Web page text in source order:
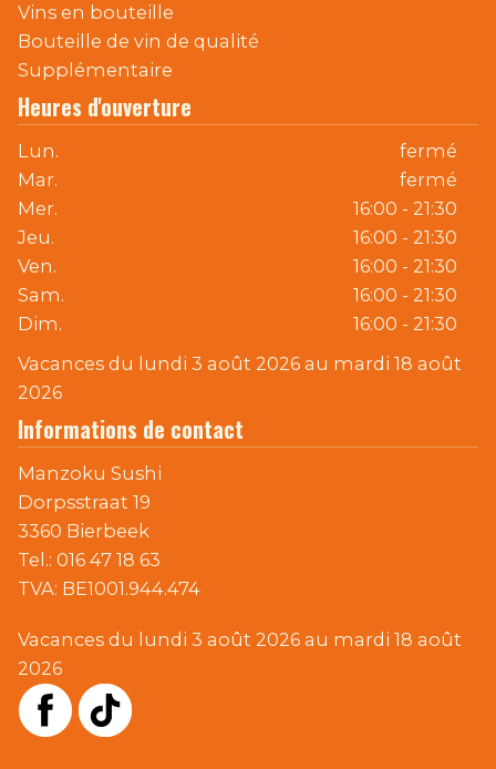
Vins en bouteille
Bouteille de vin de qualité
Supplémentaire
Heures d'ouverture
Lun.
fermé
Mar.
fermé
Mer.
16:00 - 21:30
Jeu.
16:00 - 21:30
Ven.
16:00 - 21:30
Sam.
16:00 - 21:30
Dim.
16:00 - 21:30
Vacances du lundi 3 août 2026 au mardi 18 août
2026
Informations de contact
Manzoku Sushi
Dorpsstraat 19
3360 Bierbeek
Tel.:016 47 18 63
TVA: BE1001.944.474
Vacances du lundi 3 août 2026 au mardi 18 août
2026